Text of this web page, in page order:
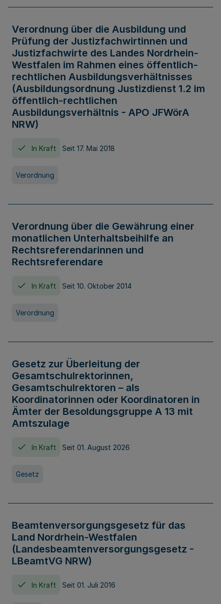
Verordnung über die Ausbildung und
Prüfung der Justizfachwirtinnen und
Justizfachwirte des Landes Nordrhein-
Westfalen im Rahmen eines öffentlich-
rechtlichen Ausbildungsverhältnisses
(Ausbildungsordnung Justizdienst 1.2 im
öffentlich-rechtlichen
Ausbildungsverhältnis - APO JFWörA
NRW)
In Kraft Seit 17. Mai 2018
Verordnung
Verordnung über die Gewährung einer
monatlichen Unterhaltsbeihilfe an
Rechtsreferendarinnen und
Rechtsreferendare
In Kraft Seit 10. Oktober 2014
Verordnung
Gesetz zur Überleitung der
Gesamtschulrektorinnen,
Gesamtschulrektoren – als
Koordinatorinnen oder Koordinatoren in
Ämter der Besoldungsgruppe A 13 mit
Amtszulage
In Kraft Seit 01. August 2026
Gesetz
Beamtenversorgungsgesetz für das
Land Nordrhein-Westfalen
(Landesbeamtenversorgungsgesetz -
LBeamtVG NRW)
In Kraft Seit 01. Juli 2016